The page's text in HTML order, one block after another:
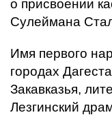
о присвоении
Сулеймана
Имя первого
городах
Закавказья,
Лезгинский